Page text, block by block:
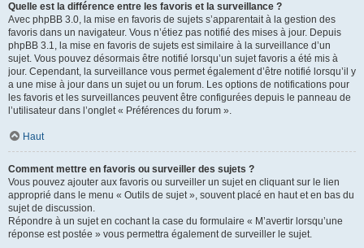
Quelle est la différence entre les favoris et la surveillance ?
Avec phpBB 3.0, la mise en favoris de sujets s’apparentait à la gestion des
favoris dans un navigateur. Vous n’étiez pas notifié des mises à jour. Depuis
phpBB 3.1, la mise en favoris de sujets est similaire à la surveillance d’un
sujet. Vous pouvez désormais être notifié lorsqu’un sujet favoris a été mis à
jour. Cependant, la surveillance vous permet également d’être notifié lorsqu’il y
a une mise à jour dans un sujet ou un forum. Les options de notifications pour
les favoris et les surveillances peuvent être configurées depuis le panneau de
l’utilisateur dans l’onglet « Préférences du forum ».
Haut
Comment mettre en favoris ou surveiller des sujets ?
Vous pouvez ajouter aux favoris ou surveiller un sujet en cliquant sur le lien
approprié dans le menu « Outils de sujet », souvent placé en haut et en bas du
sujet de discussion.
Répondre à un sujet en cochant la case du formulaire « M’avertir lorsqu’une
réponse est postée » vous permettra également de surveiller le sujet.